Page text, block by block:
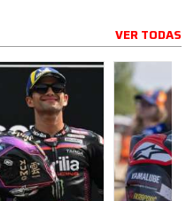
VER TODAS